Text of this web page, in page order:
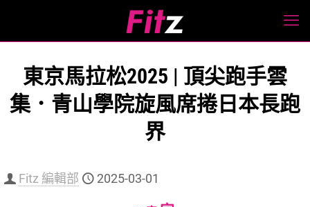
東京馬拉松2025 | 頂尖跑手雲
集．青山學院旋風席捲日本長跑
界
Fitz 編輯部 2025-03-01